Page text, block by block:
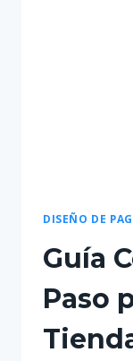
DISEÑO DE
Guía
Paso